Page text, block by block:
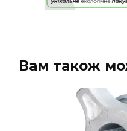
Вам також